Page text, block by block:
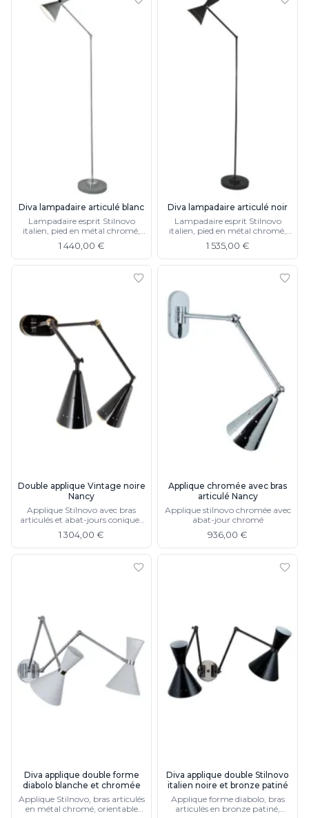
Robers
Visual Comfort&Co.
Watsberg
Diva lampadaire articulé blanc
Lampadaire esprit Stilnovo
italien, pied en métal chromé,
forme diabolo asymétrique en
métal laqué blanc
1 440,00 €
Diva lampadaire articulé noir
Lampadaire esprit Stilnovo
italien, pied en métal chromé,
forme diabolo asymétrique en
métal laqué noir
1 535,00 €
Double applique Vintage noire
Nancy
Applique Stilnovo avec bras
articulés et abat-jours coniques
1 304,00 €
Applique chromée avec bras
articulé Nancy
Applique stilnovo chromée avec
abat-jour chromé
936,00 €
Diva applique double forme
diabolo blanche et chromée
Applique Stilnovo, bras articulés
en métal chromé, orientable
Diva applique double Stilnovo
italien noire et bronze patiné
Applique forme diabolo, bras
articulés en bronze patiné,